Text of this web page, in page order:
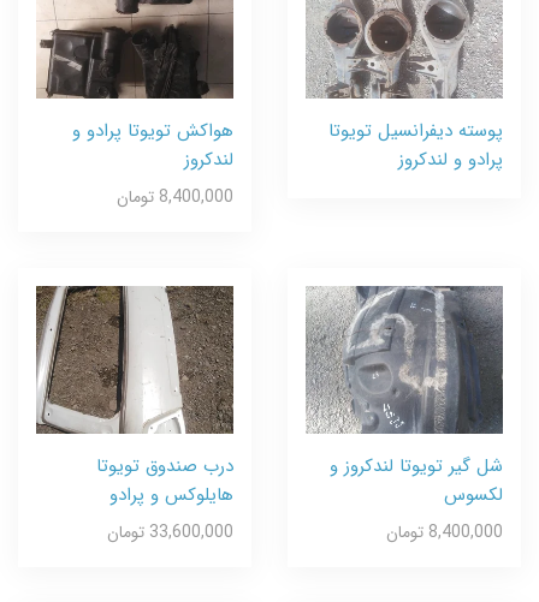
پوسته دیفرانسیل تویوتا
پرادو و لندکروز
هواکش تویوتا پرادو و
لندکروز
8,400,000 تومان
شل گیر تویوتا لندکروز و
لکسوس
8,400,000 تومان
درب صندوق تویوتا
هایلوکس و پرادو
33,600,000 تومان